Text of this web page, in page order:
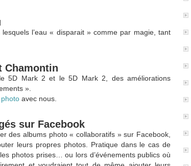
l’eau « disparait » comme par magie, tant
Chamontin
5D Mark 2 et le 5D Mark 2, des améliorations
».
avec nous.
sur Facebook
des albums photo « collaboratifs » sur Facebook,
leurs propres photos. Pratique dans le cas de
photos prises… ou lors d’événements publics où